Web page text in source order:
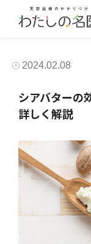
2024.02.08
シアバターの
詳しく解説